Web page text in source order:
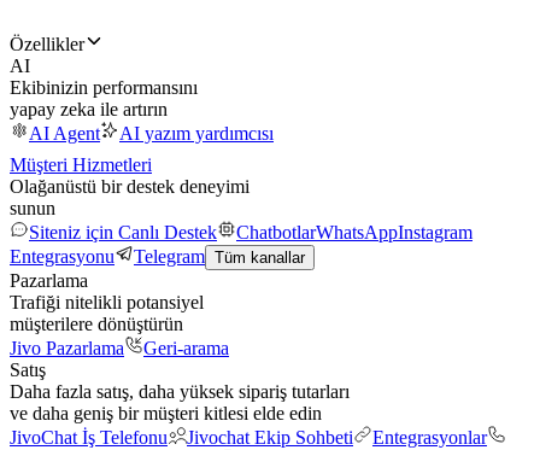
Özellikler
AI
Ekibinizin performansını
yapay zeka ile artırın
AI Agent
AI yazım yardımcısı
Müşteri Hizmetleri
Olağanüstü bir destek deneyimi
sunun
Siteniz için Canlı Destek
ChatbotlarWhatsAppInstagram
Entegrasyonu
Telegram Tüm kanallar
Pazarlama
Trafiği nitelikli potansiyel
müşterilere dönüştürün
Jivo Pazarlama
Geri-arama
Satış
Daha fazla satış, daha yüksek sipariş tutarları
ve daha geniş bir müşteri kitlesi elde edin
JivoChat İş Telefonu
Jivochat Ekip Sohbeti
Entegrasyonlar